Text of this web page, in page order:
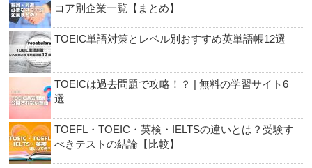
コア別企業一覧【まとめ】
TOEIC単語対策とレベル別おすすめ英単語帳12選
TOEICは過去問題で攻略！？ | 無料の学習サイト6
選
TOEFL・TOEIC・英検・IELTSの違いとは？受験す
べきテストの結論【比較】